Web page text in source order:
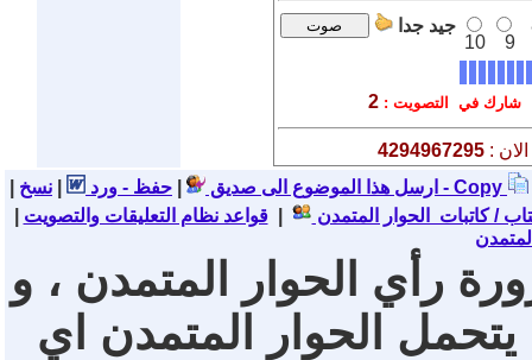
9
10
جيد جدا
شارك في التصويت : 2
:
4294967295
ارسل هذا الموضوع الى صديق حفظ - ورد نسخ - Copy
/ كاتبات الحوار المتمدن |قواعد نظام التعليقات والتصويت
رأي الحوار المتمدن ، و
يتحمل الحوار المتمدن اي